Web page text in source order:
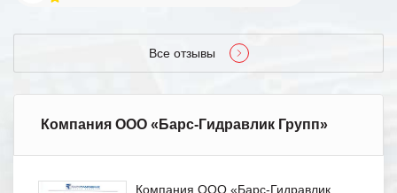
Все отзывы
Компания ООО «Барс-Гидравлик Групп»
Компания ООО «Барс-Гидравлик